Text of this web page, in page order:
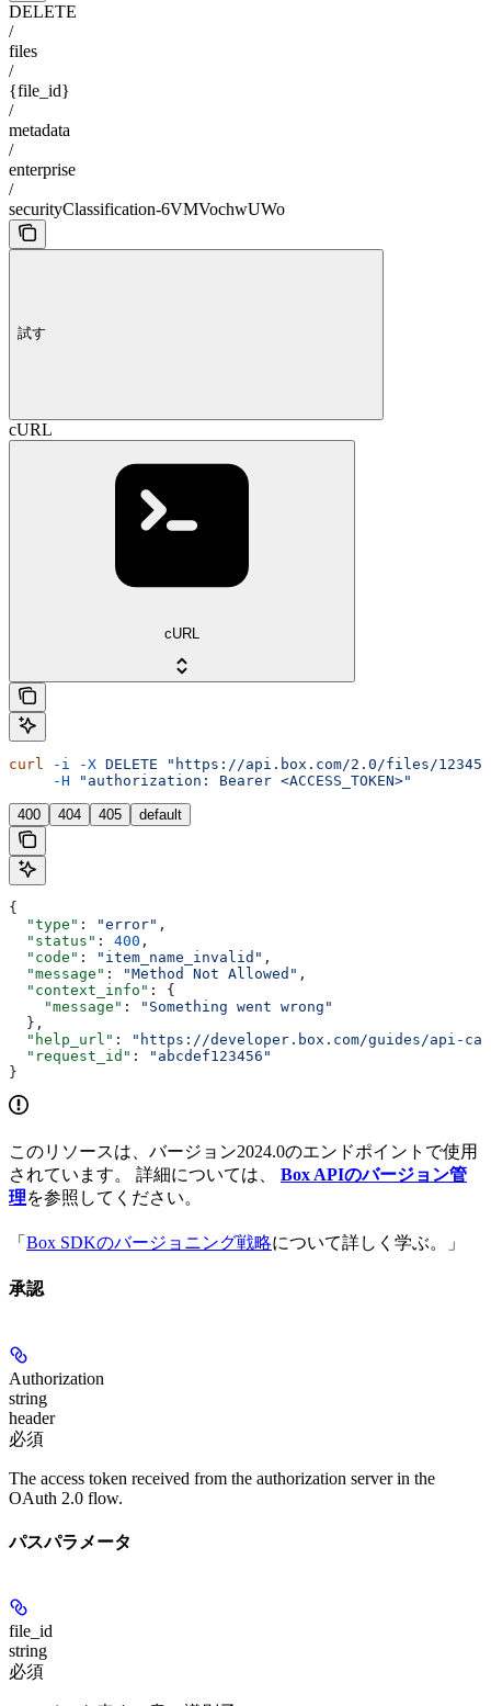
DELETE
/
files
/
{file_id}
/
metadata
/
enterprise
/
securityClassification-6VMVochwUWo
試す
cURL
cURL
curl -i -X DELETE "https://api.box.com/2.0/files/12345/
     -H
"authorization: Bearer <ACCESS_TOKEN>"
400 404 405 default
{
  "type"
: "error" ,
  "status"
: 400 ,
  "code"
: "item_name_invalid" ,
  "message"
: "Method Not Allowed" ,
  "context_info"
: {
    "message"
:
"Something went wrong"
  },
  "help_url"
:
"https://developer.box.com/guides/api-
  "request_id"
:
"abcdef123456"
}
このリソースは、バージョン2024.0のエンドポイントで使用
されています。 詳細については、 Box APIのバージョン管
理を参照してください。
「 Box SDKのバージョニング戦略について詳しく学ぶ。」
承認
Authorization
string
header
必須
The access token received from the authorization server in the
OAuth 2.0 flow.
パスパラメータ
file_id
string
必須